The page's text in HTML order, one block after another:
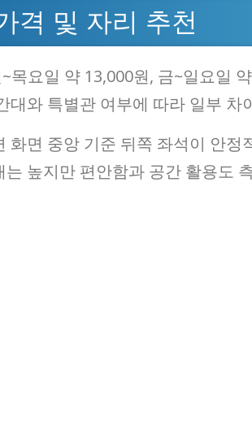
격 및 자리 추천
목요일 약 13,000원, 금~일요일
대와 특별관 여부에 따라 일부 차
화면 중앙 기준 뒤쪽 좌석이 안정
높지만 편안함과 공간 활용도